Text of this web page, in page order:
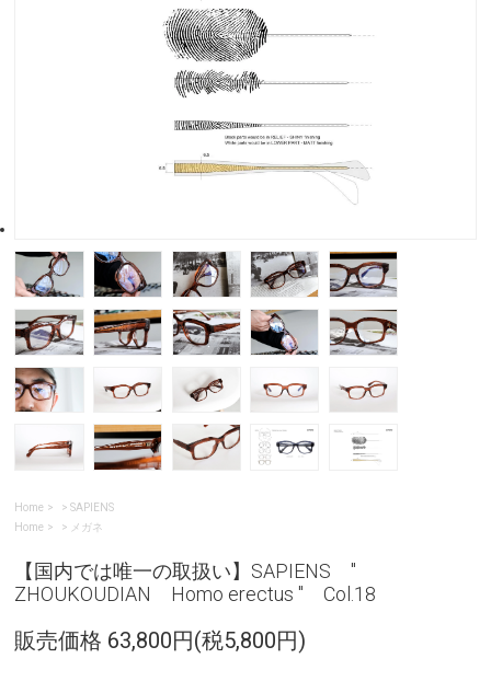
Home >SAPIENS
Home
> メガネ
【国内では唯一の取扱い】SAPIENS "
ZHOUKOUDIAN Homo erectus " Col.18
販売価格 63,800円(税5,800円)